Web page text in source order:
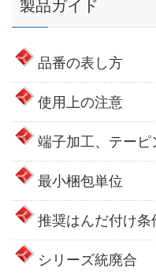
製品ガイド
品番の表し方
使用上の注意
端子加工、テーピ
最小梱包単位
推奨はんだ付け
シリーズ統廃合